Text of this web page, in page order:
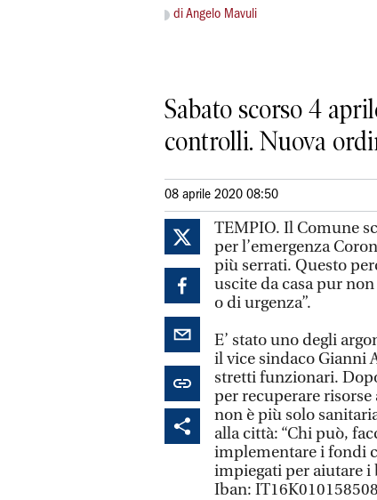
di Angelo Mavuli
Sabato scorso 4
controlli. Nuova
08 aprile 2020 08:50
TEMPIO. Il Comune
per l’emergenza
più serrati. Questo
uscite da casa pur
o di urgenza”.
E’ stato uno degli
il vice sindaco Gianni
stretti funzionari.
per recuperare risorse
non è più solo
alla città: “Chi può,
implementare i fondi
impiegati per aiutare i
Iban: